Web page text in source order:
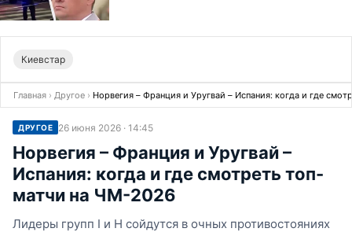
Киевстар
Главная › Другое › Норвегия – Франция и Уругвай – Испания: когда и где
ДРУГОЕ 26 июня 2026 · 14:45
Норвегия – Франция и Уругвай –
Испания: когда и где смотреть топ-
матчи на ЧМ-2026
Лидеры групп I и H сойдутся в очных противостояниях